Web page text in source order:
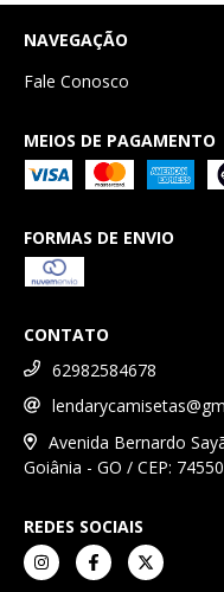
NAVEGAÇÃO
Fale Conosco
MEIOS DE PAGAMENTO
FORMAS DE ENVIO
CONTATO
62982584678
Avenida Bernardo
Goiânia - GO / CEP:
REDES SOCIAIS